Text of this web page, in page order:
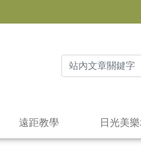
遠距教學 日光美